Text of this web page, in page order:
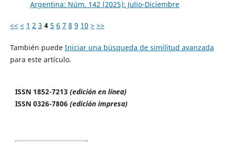
Argentina: Núm. 142 (2025): Julio-Diciembre
<< < 1 2 3 4 5 6 7 8 9 10 > >>
También puede Iniciar una búsqueda de similitud avanzada
para este artículo.
ISSN 1852-7213 (edición en línea)
ISSN 0326-7806 (edición impresa)